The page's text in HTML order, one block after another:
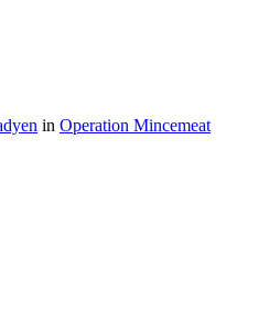
in Operation Mincemeat